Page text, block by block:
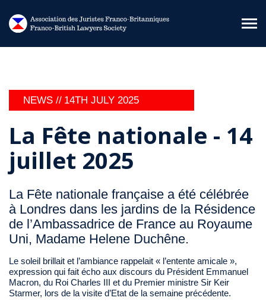
NEWS // 14TH JULY 2025
La Fête nationale - 14
juillet 2025
La Fête nationale française a été célébrée
à Londres dans les jardins de la Résidence
de l’Ambassadrice de France au Royaume
Uni, Madame Helene Duchêne.
Le soleil brillait et l’ambiance rappelait « l’entente amicale »,
expression qui fait écho aux discours du Président Emmanuel
Macron, du Roi Charles III et du Premier ministre Sir Keir
Starmer, lors de la visite d’Etat de la semaine précédente.